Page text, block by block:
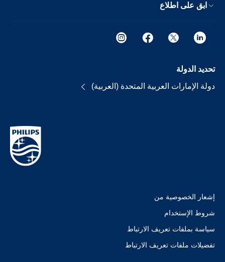
ابق على اطلاع
تحديد الدولة
دولة الإمارات العربية المتحدة (العربية)
إشعار الخصوصية من
شروط الإستخدام
سياسة بملفات تعريف الارتباط
تفضيلات ملفات تعريف الارتباط